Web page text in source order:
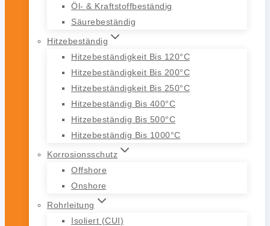
Öl- & Kraftstoffbeständig
Säurebeständig
Hitzebeständig
Hitzebeständigkeit Bis 120°C
Hitzebeständigkeit Bis 200°C
Hitzebeständigkeit Bis 250°C
Hitzebeständig Bis 400°C
Hitzebeständig Bis 500°C
Hitzebeständig Bis 1000°C
Korrosionsschutz
Offshore
Onshore
Rohrleitung
Isoliert (CUI)